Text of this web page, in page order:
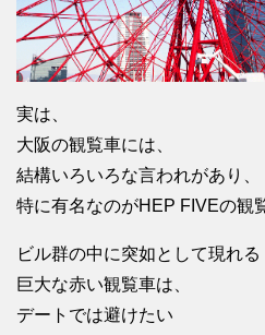
実は、
大阪の観覧車には、
結構いろいろな言われがあり、
特に有名なのがHEP FIVEの観
ビル群の中に突如として現れる
巨大な赤い観覧車は、
デートでは避けたい